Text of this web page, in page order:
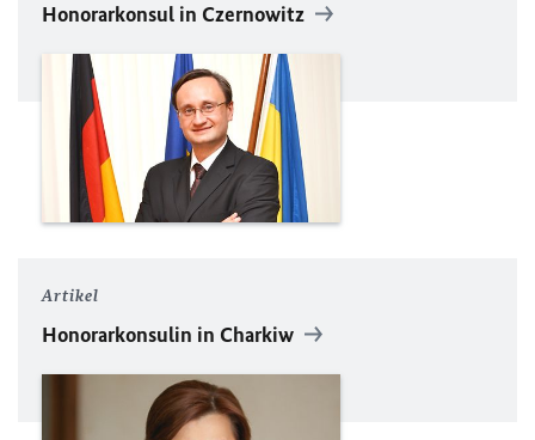
Honorarkonsul in Czernowitz
Artikel
Honorarkonsulin in Charkiw